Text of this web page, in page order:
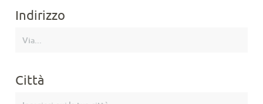
Indirizzo
Città